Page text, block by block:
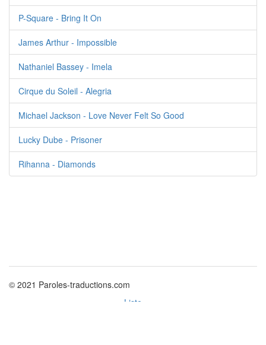
P-Square - Bring It On
James Arthur - Impossible
Nathaniel Bassey - Imela
Cirque du Soleil - Alegria
Michael Jackson - Love Never Felt So Good
Lucky Dube - Prisoner
Rihanna - Diamonds
© 2021 Paroles-traductions.com
Liste